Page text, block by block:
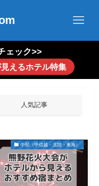
ェック>>
見えるホテル特集
人気記事
中部（甲信越・北陸・東海）